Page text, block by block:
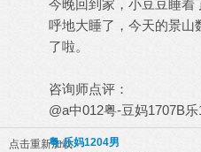
今晚回到家，小豆豆睡着
呼地大睡了，今天的景山
了啦。
咨询师点评：
@a中012粤-豆妈1707B
点击重新加载粤-乐妈1204男